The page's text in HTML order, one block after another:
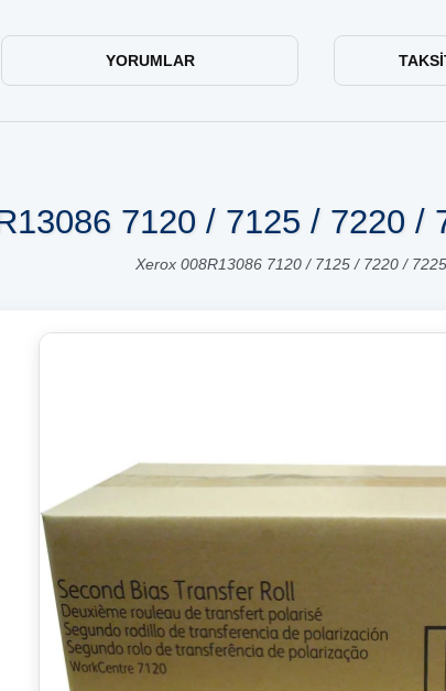
YORUMLAR
7120 / 7125 / 7220 /
Xerox 008R13086 7120 / 7125 / 7220 /